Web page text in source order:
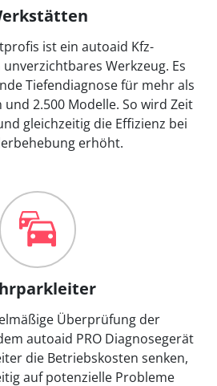
ist ein autoaid Kfz-
Werkzeug. Es
Tiefendiagnose für mehr als
2.500 Modelle. So wird Zeit
gleichzeitig die Effizienz bei
erhöht.
Überprüfung der
autoaid PRO Diagnosegerät
die Betriebskosten senken,
auf potenzielle Probleme